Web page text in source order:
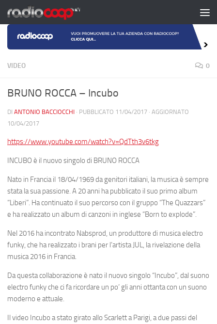
Salta al contenuto
VIDEO 0
BRUNO ROCCA – Incubo
DI ANTONIO BACCIOCCHI · PUBBLICATO 11/04/2017 · AGGIORNATO
10/04/2017
https://www.youtube.com/watch?v=QdTth3v6tkg
INCUBO è il nuovo singolo di BRUNO ROCCA
Nato in Francia il 18/04/1969 da genitori italiani, la musica è sempre
stata la sua passione. A 20 anni ha pubblicato il suo primo album
“Liberi”. Ha continuato il suo percorso con il gruppo “The Quazzars”
e ha realizzato un album di canzoni in inglese “Born to explode”.
Nel 2016 ha incontrato Nabsprod, un produttore di musica electro
funky, che ha realizzato i brani per l’artista JUL, la rivelazione della
musica 2016 in Francia.
Da questa collaborazione è nato il nuovo singolo “Incubo”, dal suono
electro funky che ci fa ricordare un po’ gli anni ottanta con un suono
moderno e attuale.
Il video Incubo a stato girato allo Scarlett a Parigi, a due passi del